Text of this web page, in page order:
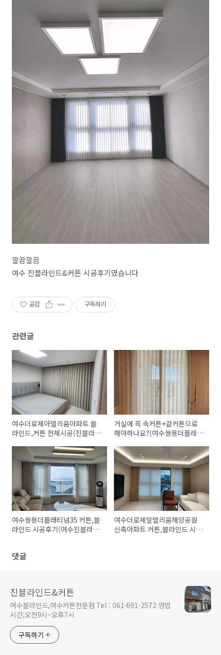
깔끔깔끔
여수 진블라인드&커튼 시공후기였습니다
공감 구독하기
관련글
여수더로제아델리움아파트 블
라인드,커튼 전체시공(진블라인
거실에 꼭 속커튼+겉커튼으로
해야하나요?(여수쌍용더플레티
로 완성~ 진블라인드&커튼)
여수쌍용더플래티넘35 커튼,블
라인드 시공후기(여수진블라인
여수더로제알델리움해양공원
신축아파트 커튼,블라인드 시공
댓글
진블라인드&커튼
여수블라인드,여수커튼전문점 Tel : 061-691-2572 영업
시간;오전9시~오후7시
구독하기